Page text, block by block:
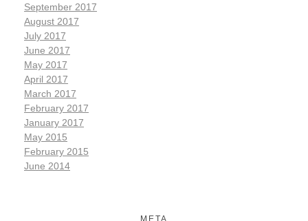
September 2017
August 2017
July 2017
June 2017
May 2017
April 2017
March 2017
February 2017
January 2017
May 2015
February 2015
June 2014
META